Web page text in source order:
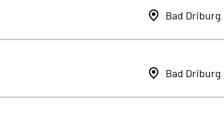
Bad Driburg
Bad Driburg